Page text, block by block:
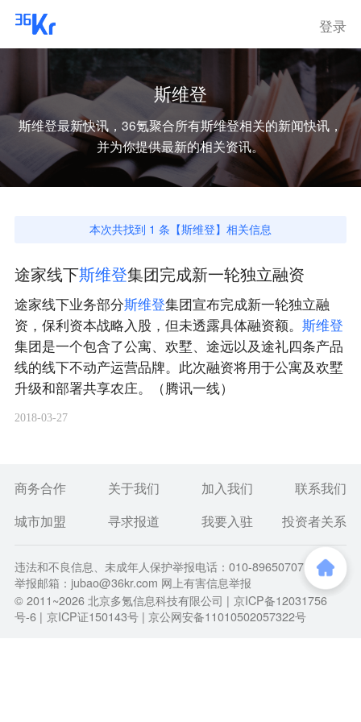
登录
斯维登
斯维登最新快讯，36氪聚合所有斯维登相关的新闻快讯，
并为你提供最新的相关资讯。
本次共找到 1 条【斯维登】相关信息
途家线下斯维登集团完成新一轮独立融资
途家线下业务部分斯维登集团宣布完成新一轮独立融
资，保利资本战略入股，但未透露具体融资额。 斯维登
集团是一个包含了公寓、欢墅、途远以及途礼四条产品
线的线下不动产运营品牌。此次融资将用于公寓及欢墅
升级和部署共享农庄。（腾讯一线）
2018-03-27
商务合作 关于我们 加入我们
联系我们
城市加盟
寻求报道 我要入驻 投资者关系
违法和不良信息、未成年人保护举报电话：010-89650707
举报邮箱：jubao@36kr.com 网上有害信息举报
© 2011~2026北京多氪信息科技有限公司 | 京ICP备12031756
号-6 | 京ICP证150143号 | 京公网安备11010502057322号